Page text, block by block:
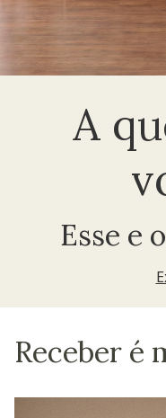
A
Esse e
Receber é